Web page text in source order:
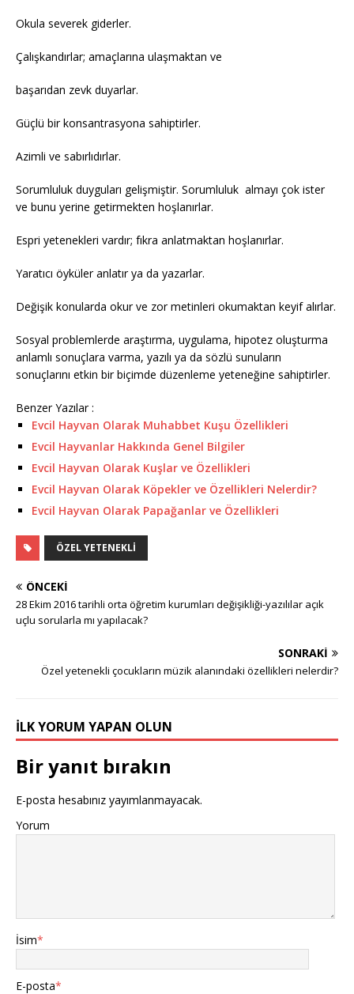
Okula severek giderler.
Çalışkandırlar; amaçlarına ulaşmaktan ve
başarıdan zevk duyarlar.
Güçlü bir konsantrasyona sahiptirler.
Azimli ve sabırlıdırlar.
Sorumluluk duyguları gelişmiştir. Sorumluluk almayı çok ister
ve bunu yerine getirmekten hoşlanırlar.
Espri yetenekleri vardır; fıkra anlatmaktan hoşlanırlar.
Yaratıcı öyküler anlatır ya da yazarlar.
Değişik konularda okur ve zor metinleri okumaktan keyif alırlar.
Sosyal problemlerde araştırma, uygulama, hipotez oluşturma
anlamlı sonuçlara varma, yazılı ya da sözlü sunuların
sonuçlarını etkin bir biçimde düzenleme yeteneğine sahiptirler.
Benzer Yazılar :
Evcil Hayvan Olarak Muhabbet Kuşu Özellikleri
Evcil Hayvanlar Hakkında Genel Bilgiler
Evcil Hayvan Olarak Kuşlar ve Özellikleri
Evcil Hayvan Olarak Köpekler ve Özellikleri Nelerdir?
Evcil Hayvan Olarak Papağanlar ve Özellikleri
ÖZEL YETENEKLI
ÖNCEKI
28 Ekim 2016 tarihli orta öğretim kurumları değişikliği-yazılılar açık
uçlu sorularla mı yapılacak?
SONRAKI
Özel yetenekli çocukların müzik alanındaki özellikleri nelerdir?
İLK YORUM YAPAN OLUN
Bir yanıt bırakın
E-posta hesabınız yayımlanmayacak.
Yorum
İsim*
E-posta*